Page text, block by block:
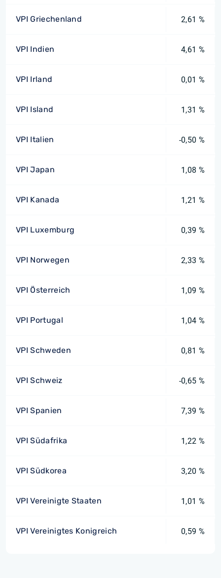
VPI Griechenland 2,61 %
VPI Indien 4,61 %
VPI Irland 0,01 %
VPI Island 1,31 %
VPI Italien -0,50 %
VPI Japan 1,08 %
VPI Kanada 1,21 %
VPI Luxemburg 0,39 %
VPI Norwegen 2,33 %
VPI Österreich 1,09 %
VPI Portugal 1,04 %
VPI Schweden 0,81 %
VPI Schweiz -0,65 %
VPI Spanien 7,39 %
VPI Südafrika 1,22 %
VPI Südkorea 3,20 %
VPI Vereinigte Staaten 1,01 %
VPI Vereinigtes Konigreich 0,59 %